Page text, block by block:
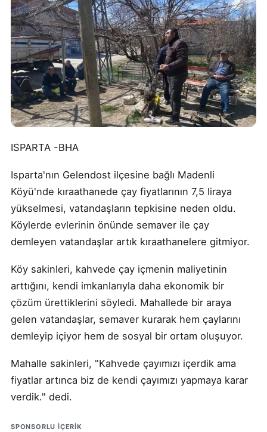
ISPARTA -BHA
Isparta'nın Gelendost ilçesine bağlı Madenli
Köyü'nde kıraathanede çay fiyatlarının 7,5 liraya
yükselmesi, vatandaşların tepkisine neden oldu.
Köylerde evlerinin önünde semaver ile çay
demleyen vatandaşlar artık kıraathanelere gitmiyor.
Köy sakinleri, kahvede çay içmenin maliyetinin
arttığını, kendi imkanlarıyla daha ekonomik bir
çözüm ürettiklerini söyledi. Mahallede bir araya
gelen vatandaşlar, semaver kurarak hem çaylarını
demleyip içiyor hem de sosyal bir ortam oluşuyor.
Mahalle sakinleri, "Kahvede çayımızı içerdik ama
fiyatlar artınca biz de kendi çayımızı yapmaya karar
verdik." dedi.
SPONSORLU IÇERIK